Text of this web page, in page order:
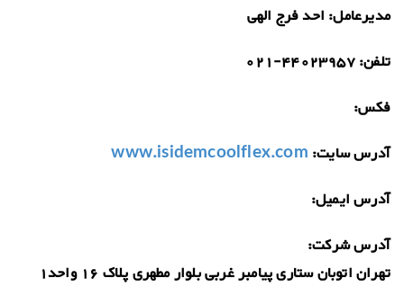
مدیرعامل: احد فرج الهی
تلفن:021-44023957
فکس:
آدرس سایت: www.isidemcoolflex.com
آدرس ایمیل:
آدرس شرکت:
تهران اتوبان ستاری پیامبر غربی بلوار مطهری پلاک 16 واحد1